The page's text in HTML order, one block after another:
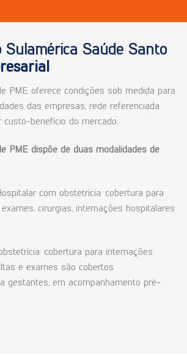
Sulamérica Saúde Santo
PME oferece condições sob medida para
das empresas, rede referenciada
custo-benefício do mercado.
PME dispõe de duas modalidades de
com obstetrícia: cobertura para
cirurgias, internações hospitalares
cobertura para internações
e exames são cobertos
gestantes, em acompanhamento pré-